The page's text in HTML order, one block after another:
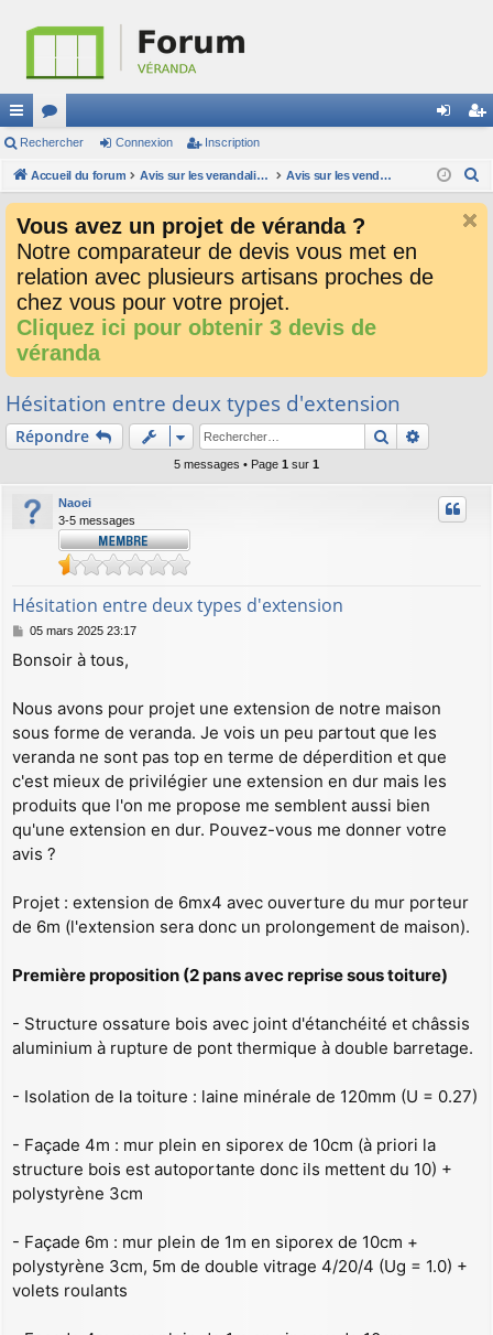
ac
co
ci
or
u
s
ne cri
Rechercher Connexion Inscription
Accueil du forum Avis sur les verandalistes et les devis Avis sur les vendeurs de véranda
Vous avez un projet de véranda ?
Notre comparateur de devis vous met en
relation avec plusieurs artisans proches de
chez vous pour votre projet.
Cliquez ici pour obtenir 3 devis de
véranda
Hésitation entre deux types d'extension
Répondre Rechercher
5 messages • Page 1 sur 1
Naoei
3-5 messages
Hésitation entre deux types d'extension
M
s
g
e
05 mars 2025 23:17
Bonsoir à tous,
Nous avons pour projet une extension de notre maison
sous forme de veranda. Je vois un peu partout que les
veranda ne sont pas top en terme de déperdition et que
c'est mieux de privilégier une extension en dur mais les
produits que l'on me propose me semblent aussi bien
qu'une extension en dur. Pouvez-vous me donner votre
avis ?
Projet : extension de 6mx4 avec ouverture du mur porteur
de 6m (l'extension sera donc un prolongement de maison).
Première proposition (2 pans avec reprise sous toiture)
- Structure ossature bois avec joint d'étanchéité et châssis
aluminium à rupture de pont thermique à double barretage.
- Isolation de la toiture : laine minérale de 120mm (U = 0.27)
- Façade 4m : mur plein en siporex de 10cm (à priori la
structure bois est autoportante donc ils mettent du 10) +
polystyrène 3cm
- Façade 6m : mur plein de 1m en siporex de 10cm +
polystyrène 3cm, 5m de double vitrage 4/20/4 (Ug = 1.0) +
volets roulants